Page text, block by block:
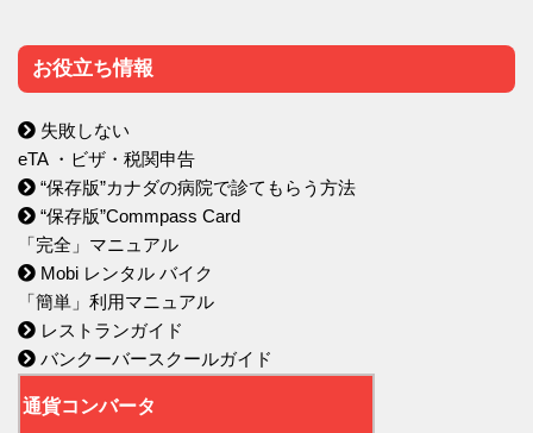
お役立ち情報
失敗しない
eTA ・ビザ・税関申告
“保存版”カナダの病院で診てもらう方法
“保存版”Commpass Card
「完全」マニュアル
Mobi レンタル バイク
「簡単」利用マニュアル
レストランガイド
バンクーバースクールガイド